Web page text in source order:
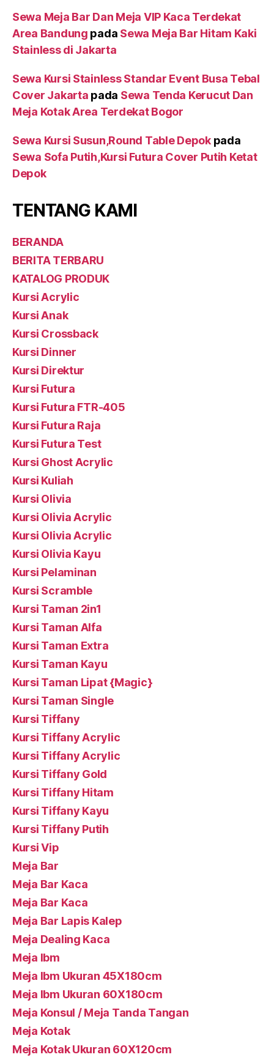
Sewa Meja Bar Dan Meja VIP Kaca Terdekat
Area Bandung pada Sewa Meja Bar Hitam Kaki
Stainless di Jakarta
Sewa Kursi Stainless Standar Event Busa Tebal
Cover Jakarta pada Sewa Tenda Kerucut Dan
Meja Kotak Area Terdekat Bogor
Sewa Kursi Susun,Round Table Depokpada
Sewa Sofa Putih,Kursi Futura Cover Putih Ketat
Depok
TENTANG KAMI
BERANDA
BERITA TERBARU
KATALOG PRODUK
Kursi Acrylic
Kursi Anak
Kursi Crossback
Kursi Dinner
Kursi Direktur
Kursi Futura
Kursi Futura FTR-405
Kursi Futura Raja
Kursi Futura Test
Kursi Ghost Acrylic
Kursi Kuliah
Kursi Olivia
Kursi Olivia Acrylic
Kursi Olivia Acrylic
Kursi Olivia Kayu
Kursi Pelaminan
Kursi Scramble
Kursi Taman 2in1
Kursi Taman Alfa
Kursi Taman Extra
Kursi Taman Kayu
Kursi Taman Lipat {Magic}
Kursi Taman Single
Kursi Tiffany
Kursi Tiffany Acrylic
Kursi Tiffany Acrylic
Kursi Tiffany Gold
Kursi Tiffany Hitam
Kursi Tiffany Kayu
Kursi Tiffany Putih
Kursi Vip
Meja Bar
Meja Bar Kaca
Meja Bar Kaca
Meja Bar Lapis Kalep
Meja Dealing Kaca
Meja Ibm
Meja Ibm Ukuran 45X180cm
Meja Ibm Ukuran 60X180cm
Meja Konsul / Meja Tanda Tangan
Meja Kotak
Meja Kotak Ukuran 60X120cm